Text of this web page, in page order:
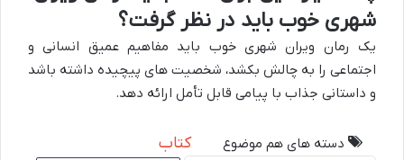
شهری خوب باید در نظر گرفت؟
یک رمان ویران شهری خوب باید مفاهیم عمیق انسانی و
اجتماعی را به چالش بکشد، شخصیت های پیچیده داشته باشد
و داستانی جذاب با پیامی قابل تأمل ارائه دهد.
دسته های هم موضوع کتاب